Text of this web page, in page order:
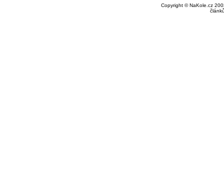
Copyright © NaKole.cz